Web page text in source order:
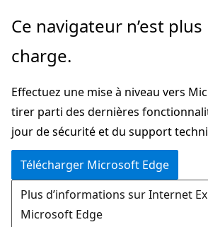
Passer
directement
au
principal
Ce navigateur n’est
charge.
Effectuez une mise à niveau vers
tirer parti des dernières
jour de sécurité et du support
Télécharger Microsoft Edge
Plus d’informations sur Internet
Microsoft Edge